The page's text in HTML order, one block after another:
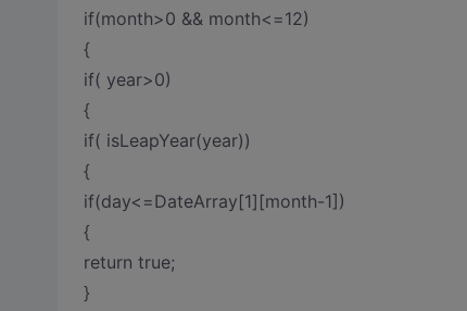
if(month>0 && month<=12)
{
if( year>0)
{
if( isLeapYear(year))
{
if(day<=DateArray[1][month-1])
{
return true;
}